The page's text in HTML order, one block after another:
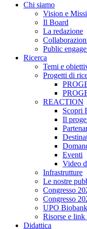
Chi siamo
Vision e
Il Board
La redazione
Public
Ricerca
Temi e
Progetti di
REACTION
Scopri
Il
Eventi
Video
Infrastrutture
Le nostre
Congresso
Congresso
UPO Biobank
Risorse e
Didattica